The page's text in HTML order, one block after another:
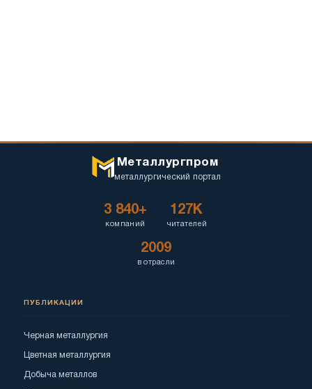
Металлургпром
металлургический портал
3 840+
компаний
127K
читателей
2009
в отрасли
ПУБЛИКАЦИИ
Черная металлургия
Цветная металлургия
Добыча металлов